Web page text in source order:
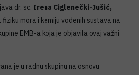
dr. sc. Irena Ciglenečki-Jušić,
mora i kemiju vodenih sustava na
EMB-a koja je objavila ovaj važni
je u radnu skupinu na osnovu